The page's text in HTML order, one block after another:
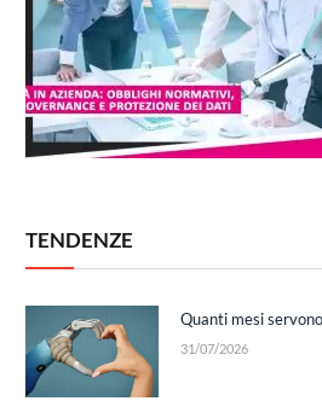
TENDENZE
Quanti mesi
31/07/2026